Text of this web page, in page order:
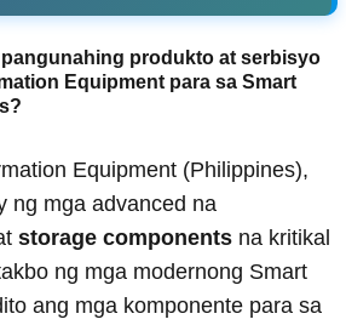
produkto at serbisyo
Equipment para sa Smart
Equipment (Philippines),
ng mga advanced na
storage components na kritikal
ng mga modernong Smart
ang mga komponente para sa